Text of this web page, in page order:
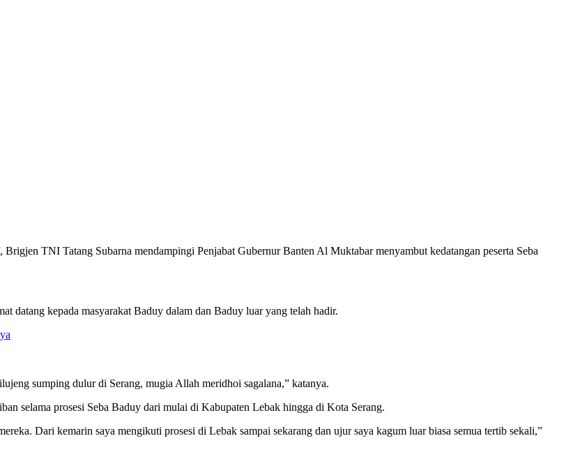
TNI Tatang Subarna mendampingi Penjabat Gubernur Banten Al Muktabar menyambut kedatangan peserta Seba
datang kepada masyarakat Baduy dalam dan Baduy luar yang telah hadir.
sumping dulur di Serang, mugia Allah meridhoi sagalana,” katanya.
selama prosesi Seba Baduy dari mulai di Kabupaten Lebak hingga di Kota Serang.
Dari kemarin saya mengikuti prosesi di Lebak sampai sekarang dan ujur saya kagum luar biasa semua tertib sekali,”